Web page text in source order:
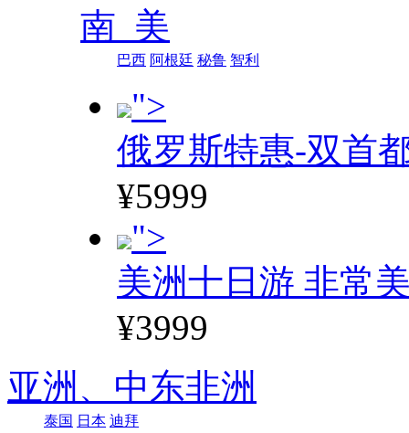
南 美
巴西 阿根廷 秘鲁 智利
">
俄罗斯特惠-双首
¥5999
">
美洲十日游 非常
¥3999
亚洲、 中东非洲
泰国 日本 迪拜